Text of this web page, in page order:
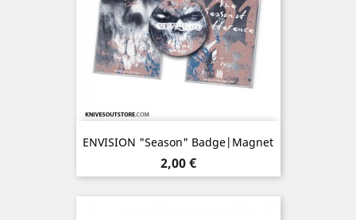
ENVISION "Season" Badge|Magnet
Prix
2,00 €